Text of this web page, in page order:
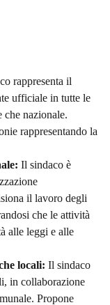
rappresenta il
ufficiale in tutte le
nazionale.
rappresentando la
Il sindaco è
il lavoro degli
che le attività
alle leggi e alle
locali: Il sindaco
in collaborazione
Propone